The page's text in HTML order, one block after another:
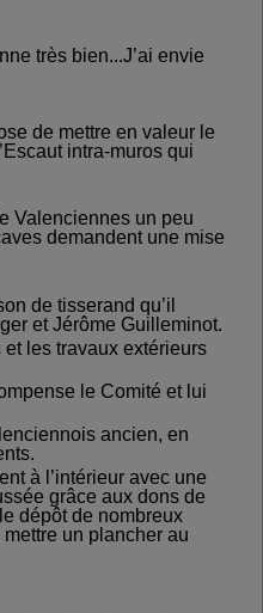
très bien...J’ai envie
de mettre en valeur le
intra-muros qui
Valenciennes un peu
demandent une mise
de tisserand qu’il
et Jérôme Guilleminot.
les travaux extérieurs
le Comité et lui
ancien, en
à l’intérieur avec une
grâce aux dons de
dépôt de nombreux
un plancher au